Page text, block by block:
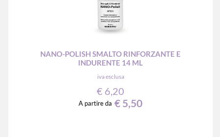
NANO-POLISH SMALTO RINFORZANTE E
INDURENTE 14 ML
iva esclusa
€ 6,20
A partire da € 5,50